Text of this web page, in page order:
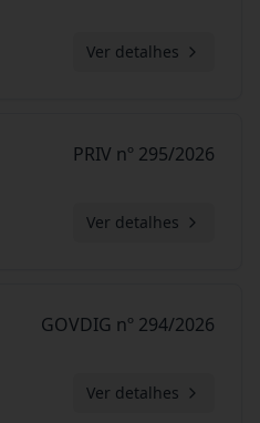
Ver detalhes
PRIV nº 295/2026
Ver detalhes
GOVDIG nº 294/2026
Ver detalhes